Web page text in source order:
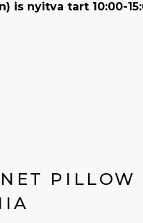
is nyitva tart 10:00-
PILLOW